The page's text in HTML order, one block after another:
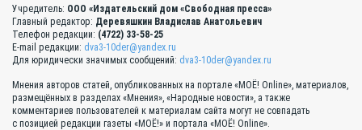
Учредитель: ООО «Издательский дом «Свободная пресса»
Главный редактор: Деревяшкин Владислав Анатольевич
Телефон редакции: (4722) 33-58-25
E-mail редакции: dva3-10der@yandex.ru
Для юридически значимых сообщений: dva3-10der@yandex.ru
Мнения авторов статей, опубликованных на портале «МОЁ! Online», материалов,
размещённых в разделах «Мнения», «Народные новости», а также
комментариев пользователей к материалам сайта могут не совпадать
с позицией редакции газеты «МОЁ!» и портала «МОЁ! Online».